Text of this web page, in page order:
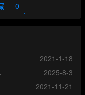
0
2021-1-18
2025-8-3
2021-11-21